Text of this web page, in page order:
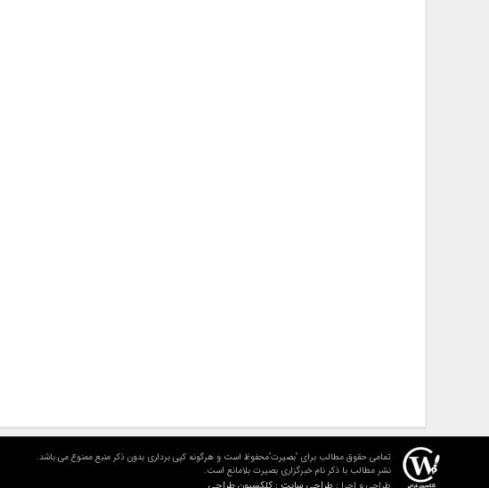
تمامی حقوق مطالب برای "بصیرت"محفوظ است و هرگونه کپی برداری بدون ذکر منبع ممنوع می باشد.
نشر مطالب با ذکر نام خبرگزاری بصیرت بلامانع است.